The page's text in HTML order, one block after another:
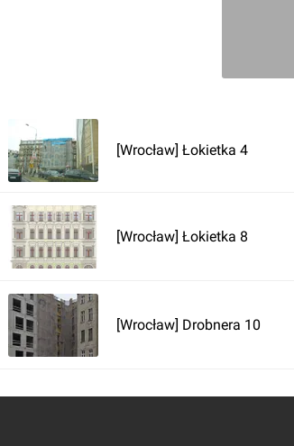
[Wrocław] Łokietka 4
[Wrocław] Łokietka 8
[Wrocław] Drobnera 10